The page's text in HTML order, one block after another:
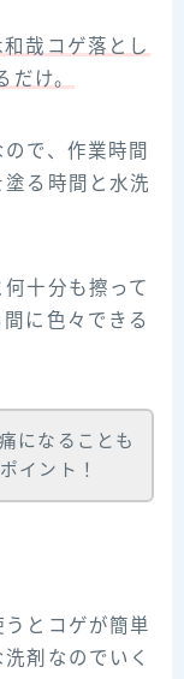
哉コゲ落とし
け。
で、作業時間
る時間と水洗
十分も擦って
に色々できる
になることも
イント！
うとコゲが簡単
剤なのでいく